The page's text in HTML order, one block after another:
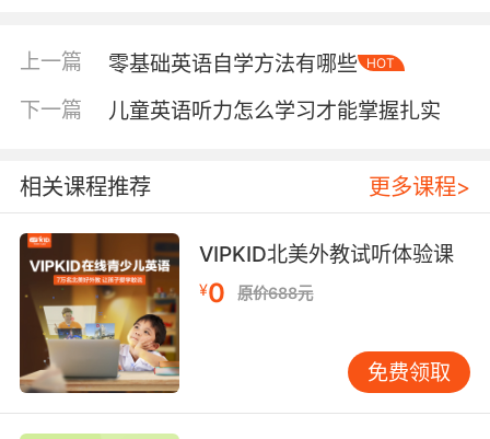
怎么做呢？
一、老师和家长要起到模范带头作用
人不是生下就会写字的，这要靠我们家长与老师
共同指导教育，所以我们家长的写作习惯会直接
习惯，当我们在教育孩子的时候就要将正规的写
作方法教给孩子。心态还不成熟的孩子，并没有
形成完整的审美标准，不要认为自己的字体好看
就教给孩子，这样很容易导致孩子在写作的时候
造成偏差。
二、丰富书写练习活动
上一篇 零基础英语自学方法有哪些 HOT
下一篇 儿童英语听力怎么学习才能掌握扎实
相关课程推荐 更多课程>
VIPKID北美外教试听体验课
¥0 原价688元
免费领取